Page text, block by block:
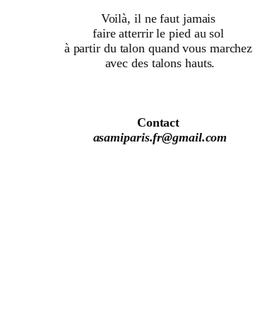
Voilà, il ne faut jamais
faire atterrir le pied au sol
à partir du talon quand vous marchez
avec des talons hauts.
Contact
asamiparis.fr@gmail.com